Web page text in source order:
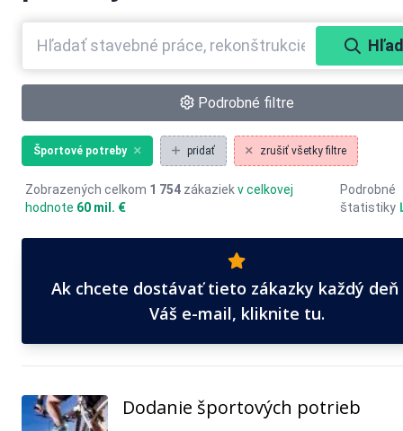
Podrobné filtre
Športové potreby pridať zrušiť všetky filtre
Zobrazených celkom 1 754 zákaziekv celkovej
hodnote 60 mil. €
Podrobné
štatistiky
Ak chcete dostávať tieto zákazky každý deň
Váš e-mail, kliknite tu.
Dodanie športových potrieb